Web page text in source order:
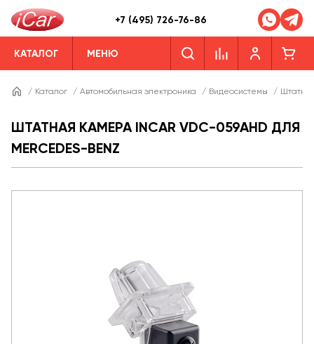
+7 (495) 726-76-86
КАТАЛОГ МЕНЮ
/ Каталог / Автомобильная электроника / Видеосистемы /
ШТАТНАЯ КАМЕРА INCAR VDC-059AHD ДЛЯ
MERCEDES-BENZ